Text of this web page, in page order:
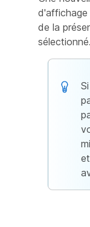
d'affichage
de la
sélectionné.